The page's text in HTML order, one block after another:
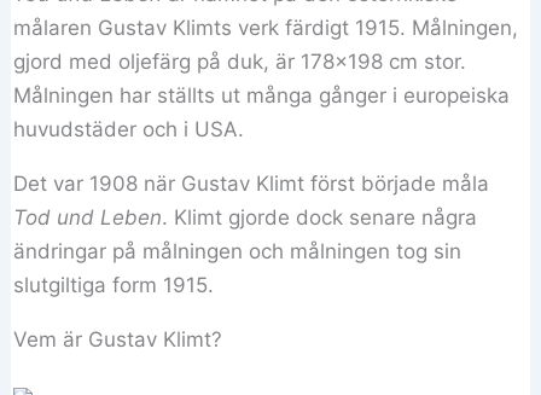
målaren Gustav Klimts verk färdigt 1915. Målningen,
gjord med oljefärg på duk, är 178×198 cm stor.
Målningen har ställts ut många gånger i europeiska
huvudstäder och i USA.
Det var 1908 när Gustav Klimt först började måla
Tod und Leben. Klimt gjorde dock senare några
ändringar på målningen och målningen tog sin
slutgiltiga form 1915.
Vem är Gustav Klimt?